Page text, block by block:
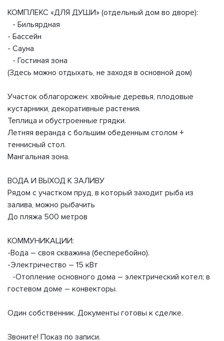
КОМПЛЕКС «ДЛЯ ДУШИ» (отдельный дом во дворе):
- Бильярдная
- Бассейн
- Сауна
- Гостиная зона
(Здесь можно отдыхать, не заходя в основной дом)
Участок облагорожен: хвойные деревья, плодовые
кустарники, декоративные растения.
Теплица и обустроенные грядки.
Летняя веранда с большим обеденным столом +
теннисный стол.
Мангальная зона.
ВОДА И ВЫХОД К ЗАЛИВУ
Рядом с участком пруд, в который заходит рыба из
залива, можно рыбачить
До пляжа 500 метров
КОММУНИКАЦИИ:
-Вода – своя скважина (бесперебойно).
-Электричество – 15 кВт
-Отопление основного дома – электрический котел; в
гостевом доме – конвекторы.
Один собственник. Документы готовы к сделке.
Звоните! Показ по записи.